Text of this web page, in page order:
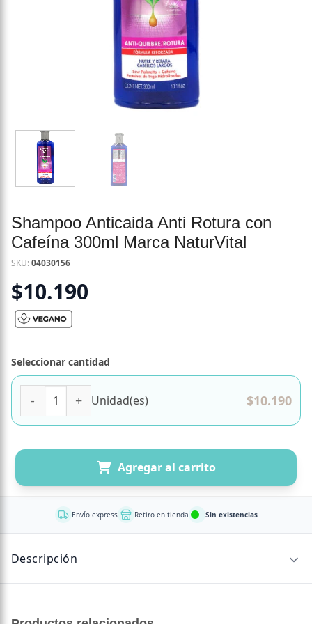
Shampoo Anticaida Anti Rotura con
Cafeína 300ml Marca NaturVital
SKU:04030156
$10.190
Seleccionar cantidad
Unidad(es) $10.190
Agregar al carrito
Envío express Retiro en tienda Sin existencias
Descripción